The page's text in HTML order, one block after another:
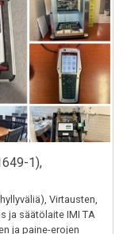
1),
Virtausten,
ja säätölaite IMI TA
ja paine-erojen